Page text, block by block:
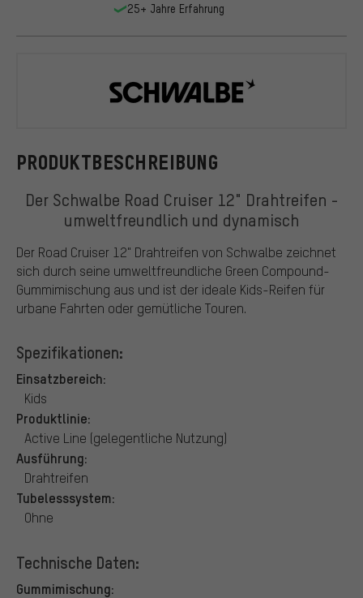
PRODUKTBESCHREIBUNG
Der Schwalbe Road Cruiser 12" Drahtreifen -
umweltfreundlich und dynamisch
Der Road Cruiser 12" Drahtreifen von Schwalbe zeichnet
sich durch seine umweltfreundliche Green Compound-
Gummimischung aus und ist der ideale Kids-Reifen für
urbane Fahrten oder gemütliche Touren.
Spezifikationen:
Einsatzbereich:
Kids
Produktlinie:
Active Line (gelegentliche Nutzung)
Ausführung:
Drahtreifen
Tubelesssystem:
Ohne
Technische Daten:
Gummimischung:
25+ Jahre Erfahrung